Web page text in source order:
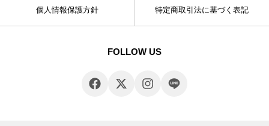
個人情報保護方針 特定商取引法に基づく表記
FOLLOW US